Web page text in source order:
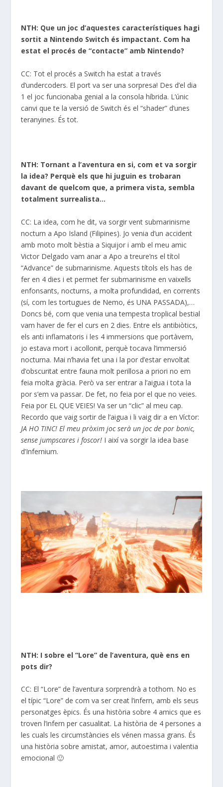
NTH: Que un joc d’aquestes característiques hagi
sortit a Nintendo Switch és impactant. Com ha
estat el procés de “contacte” amb Nintendo?
CC: Tot el procés a Switch ha estat a través
d’undercoders. El port va ser una sorpresa! Des d’el dia
1 el joc funcionaba genial a la consola híbrida. L’únic
canvi que te la versió de Switch és el “shader” d’unes
teranyines. És tot.
NTH: Tornant a l’aventura en si, com et va sorgir
la idea? Perquè els que hi juguin es trobaran
davant de quelcom que, a primera vista, sembla
totalment surrealista…
CC: La idea, com he dit, va sorgir vent submarinisme
nocturn a Apo Island (Filipines). Jo venia d’un accident
amb moto molt bèstia a Siquijor i amb el meu amic
Victor Delgado vam anar a Apo a treure’ns el títol
“Advance” de submarinisme. Aquests títols els has de
fer en 4 dies i et permet fer submarinisme en vaixells
enfonsants, nocturns, a molta profundidad, en corrents
(sí, com les tortugues de Nemo, és UNA PASSADA),…
Doncs bé, com que venia una tempesta troplical bestial
vam haver de fer el curs en 2 dies. Entre els antibiòtics,
els anti inflamatoris i les 4 immersions que portàvem,
jo estava mort i acollonit, perquè tocava l’immersió
nocturna. Mai n’havia fet una i la por d’estar envoltat
d’obscuritat entre fauna molt perillosa a priori no em
feia molta gràcia. Però va ser entrar a l’aigua i tota la
por s’em va passar. De fet, no feia por el que no veies.
Feia por EL QUE VEIES! Va ser un “clic” al meu cap.
Recordo que vaig sortir de l’aigua i li vaig dir a en Víctor:
JA HO TINC! El meu pròxim joc serà un joc de por bonic,
sense jumpscares i foscor! I així va sorgir la idea base
d’Infernium.
NTH: I sobre el “Lore” de l’aventura, què ens en
pots dir?
CC: El “Lore” de l’aventura sorprendrà a tothom. No es
el típic “Lore” de com va ser creat l’infern, amb els seus
personatges èpics. És una història sobre 4 amics que es
troven l’infern per casualitat. La història de 4 persones a
les cuals les circumstàncies els vénen massa grans. És
una història sobre amistat, amor, autoestima i valentia
emocional 🙂